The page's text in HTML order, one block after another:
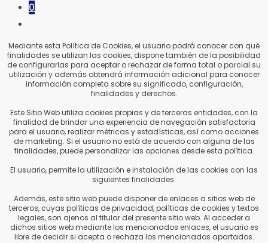
0
BÚSQUEDA
DE
LA
WEB
Mediante esta Política de Cookies, el usuario podrá conocer con qué
finalidades se utilizan las cookies, dispone también de la posibilidad
de configurarlas para aceptar o rechazar de forma total o parcial su
utilización y además obtendrá información adicional para conocer
información completa sobre su significado, configuración,
finalidades y derechos.
Este Sitio Web utiliza cookies propias y de terceras entidades, con la
finalidad de brindar una experiencia de navegación satisfactoria
para el usuario, realizar métricas y estadísticas, así como acciones
de marketing. Si el usuario no está de acuerdo con alguna de las
finalidades, puede personalizar las opciones desde esta política.
El usuario, permite la utilización e instalación de las cookies con las
siguientes finalidades:
Además, este sitio web puede disponer de enlaces a sitios web de
terceros, cuyas políticas de privacidad, políticas de cookies y textos
legales, son ajenos al titular del presente sitio web. Al acceder a
dichos sitios web mediante los mencionados enlaces, el usuario es
libre de decidir si acepta o rechaza los mencionados apartados.